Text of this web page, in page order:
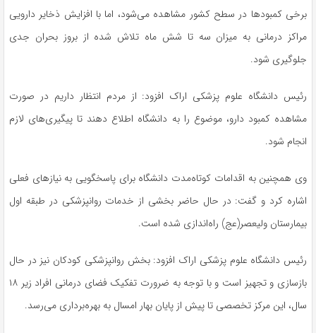
برخی کمبودها در سطح کشور مشاهده می‌شود، اما با افزایش ذخایر دارویی
مراکز درمانی به میزان سه تا شش ماه تلاش شده از بروز بحران جدی
جلوگیری شود.
رئیس دانشگاه علوم پزشکی اراک افزود: از مردم انتظار داریم در صورت
مشاهده کمبود دارو، موضوع را به دانشگاه اطلاع دهند تا پیگیری‌های لازم
انجام شود.
وی همچنین به اقدامات کوتاه‌مدت دانشگاه برای پاسخگویی به نیازهای فعلی
اشاره کرد و گفت: در حال حاضر بخشی از خدمات روانپزشکی در طبقه اول
بیمارستان ولیعصر(عج) راه‌اندازی شده است.
رئیس دانشگاه علوم پزشکی اراک افزود: بخش روانپزشکی کودکان نیز در حال
بازسازی و تجهیز است و با توجه به ضرورت تفکیک فضای درمانی افراد زیر ۱۸
سال، این مرکز تخصصی تا پیش از پایان بهار امسال به بهره‌برداری می‌رسد.